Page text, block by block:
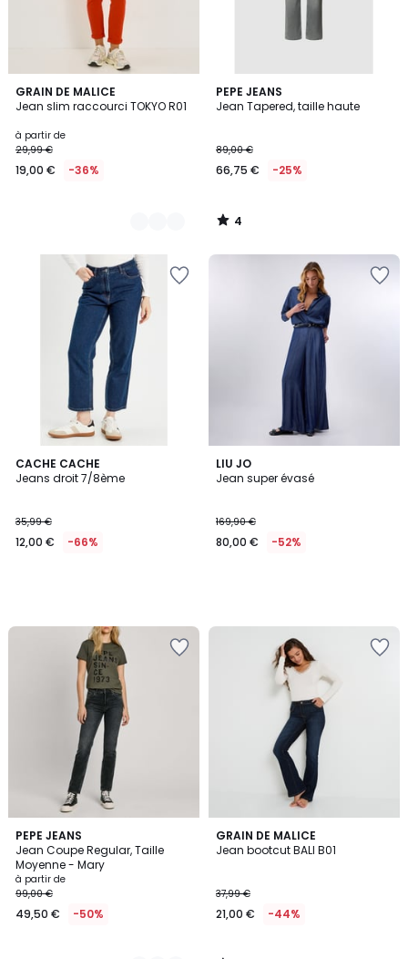
GRAIN DE MALICE
Jean slim raccourci TOKYO R01
à partir de
29,99 €
19,00 € -36%
2
Couleurs
PEPE JEANS
Jean Tapered, taille haute
89,00 €
66,75 € -25%
4
/
4
/
CACHE CACHE
Jeans droit 7/8ème
35,99 €
12,00 € -66%
LIU JO
Jean super évasé
169,90 €
80,00 € -52%
PEPE JEANS
Jean Coupe Regular, Taille
Moyenne - Mary
à partir de
99,00 €
49,50 € -50%
3
Couleurs
GRAIN DE MALICE
Jean bootcut BALI B01
37,99 €
21,00 € -44%
5
/